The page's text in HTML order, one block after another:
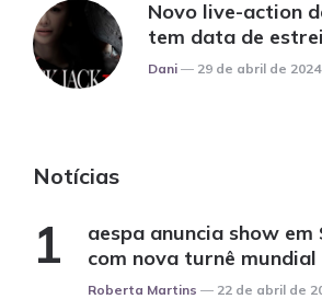
Novo live-action
tem data de
Posted
Dani 29 de abril de 2024
Notícias
aespa anuncia show em
com nova turnê mundial
Posted
Roberta Martins 22 de abril de